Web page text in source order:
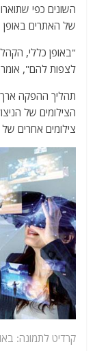
השונים כפי
של האתרים באופן
"באופן כללי,
לצפות להם",
תהליך ההפקה ארך
הצילומים של
צילומים אחרים של
קרדיט לתמונה: